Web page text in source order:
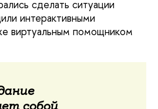
сделать ситуации
интерактивными
виртуальным помощником